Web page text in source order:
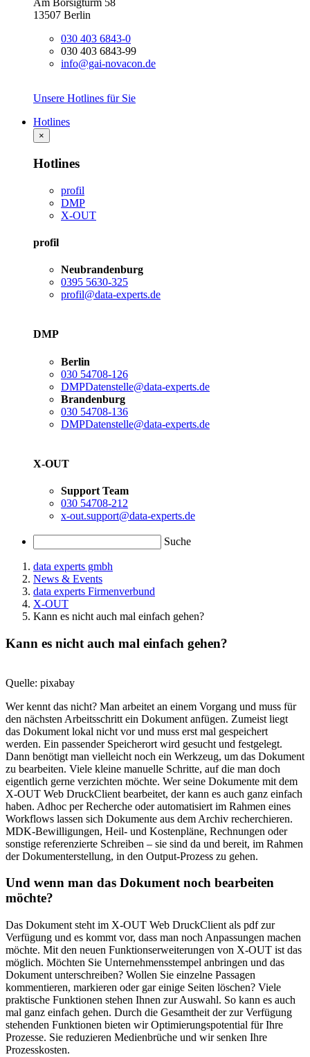
Am Borsigturm 58
13507 Berlin
030 403 6843-0
030 403 6843-99
info@gai-novacon.de
Unsere Hotlines für Sie
Hotlines
×
Hotlines
profil
DMP
X-OUT
profil
Neubrandenburg
0395 5630-325
profil@data-experts.de
DMP
Berlin
030 54708-126
DMPDatenstelle@data-experts.de
Brandenburg
030 54708-136
DMPDatenstelle@data-experts.de
X-OUT
Support Team
030 54708-212
x-out.support@data-experts.de
Suche
data experts gmbh
News & Events
data experts Firmenverbund
X-OUT
Kann es nicht auch mal einfach gehen?
Kann es nicht auch mal einfach gehen?
Quelle: pixabay
Wer kennt das nicht? Man arbeitet an einem Vorgang und muss für
den nächsten Arbeitsschritt ein Dokument anfügen. Zumeist liegt
das Dokument lokal nicht vor und muss erst mal gespeichert
werden. Ein passender Speicherort wird gesucht und festgelegt.
Dann benötigt man vielleicht noch ein Werkzeug, um das Dokument
zu bearbeiten. Viele kleine manuelle Schritte, auf die man doch
eigentlich gerne verzichten möchte. Wer seine Dokumente mit dem
X-OUT Web DruckClient bearbeitet, der kann es auch ganz einfach
haben. Adhoc per Recherche oder automatisiert im Rahmen eines
Workflows lassen sich Dokumente aus dem Archiv recherchieren.
MDK-Bewilligungen, Heil- und Kostenpläne, Rechnungen oder
sonstige referenzierte Schreiben – sie sind da und bereit, im Rahmen
der Dokumenterstellung, in den Output-Prozess zu gehen.
Und wenn man das Dokument noch bearbeiten
möchte?
Das Dokument steht im X-OUT Web DruckClient als pdf zur
Verfügung und es kommt vor, dass man noch Anpassungen machen
möchte. Mit den neuen Funktionserweiterungen von X-OUT ist das
möglich. Möchten Sie Unternehmensstempel anbringen und das
Dokument unterschreiben? Wollen Sie einzelne Passagen
kommentieren, markieren oder gar einige Seiten löschen? Viele
praktische Funktionen stehen Ihnen zur Auswahl. So kann es auch
mal ganz einfach gehen. Durch die Gesamtheit der zur Verfügung
stehenden Funktionen bieten wir Optimierungspotential für Ihre
Prozesse. Sie reduzieren Medienbrüche und wir senken Ihre
Prozesskosten.